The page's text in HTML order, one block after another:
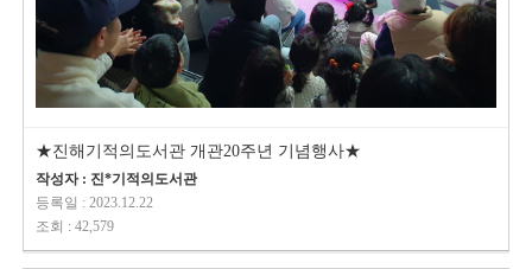
★진해기적의도서관 개관20주년 기념행사★
작성자 : 진*기적의도서관
등록일 : 2023.12.22
조회 : 42,579